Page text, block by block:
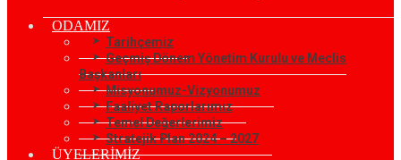
ODAMIZ
Tarihçemiz
Geçmiş Dönem Yönetim Kurulu ve Meclis
Başkanları
Misyonumuz-Vizyonumuz
Faaliyet Raporlarımız
Temel Değerlerimiz
Stratejik Plan 2024 – 2027
ÜYELERİMİZ